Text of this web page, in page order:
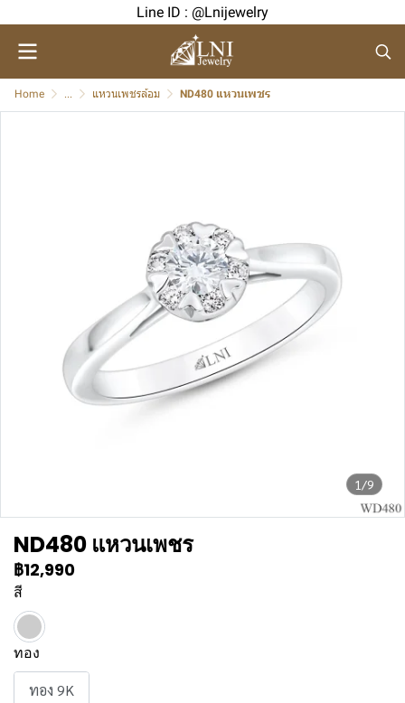
Line ID : @Lnijewelry
Home ... แหวนเพชรล้อม ND480 แหวนเพชร
1/9
ND480 แหวนเพชร
฿12,990
สี
ทอง
ทอง 9K